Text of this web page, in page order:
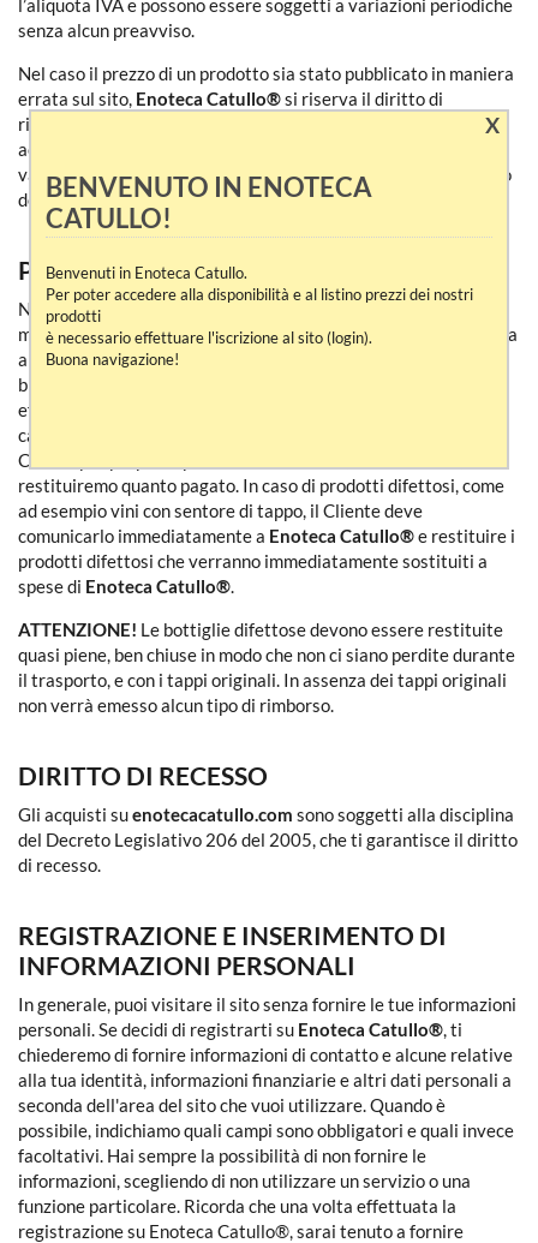
l’aliquota IVA e possono essere soggetti a variazioni periodiche
senza alcun preavviso.
Nel caso il prezzo di un prodotto sia stato pubblicato in maniera
errata sul sito, Enoteca Catullo®si riserva il diritto di
rinunciare alla vendita. Normalmente la merce viaggia
accompagnata da scontrino fiscale; se è necessaria la fattura,
va richiesta al momento della conferma dell’ordine. Dopo l’invio
delle merci, la fatturazione non può più essere effettuata.
PRODOTTI DANNEGGIATI O DIFETTOSI
Nel caso di ricezione di pacchi palesemente danneggiati, la
merce va respinta al mittente e data comunicazione tempestiva
a
Enoteca Catullo®.
breve tempo possibile, per sostituire le merci danneggiate ed
effettuare una nuova spedizione totalmente a suo carico. Nel
caso di esaurimento dei prodotti danneggiati, contatteremo il
Cliente per proporre prodotti sostitutivi o, in alternativa,
restituiremo quanto pagato. In caso di prodotti difettosi, come
ad esempio vini con sentore di tappo, il Cliente deve
comunicarlo immediatamente a Enoteca Catullo®e restituire i
prodotti difettosi che verranno immediatamente sostituiti a
spese di Enoteca Catullo®.
ATTENZIONE! Le bottiglie difettose devono essere restituite
quasi piene, ben chiuse in modo che non ci siano perdite durante
il trasporto, e con i tappi originali. In assenza dei tappi originali
non verrà emesso alcun tipo di rimborso.
DIRITTO DI RECESSO
Gli acquisti suenotecacatullo.com sono soggetti alla disciplina
del Decreto Legislativo 206 del 2005, che ti garantisce il diritto
di recesso.
REGISTRAZIONE E INSERIMENTO DI
INFORMAZIONI PERSONALI
In generale, puoi visitare il sito senza fornire le tue informazioni
personali. Se decidi di registrarti su Enoteca Catullo®, ti
chiederemo di fornire informazioni di contatto e alcune relative
alla tua identità, informazioni finanziarie e altri dati personali a
seconda dell'area del sito che vuoi utilizzare. Quando è
possibile, indichiamo quali campi sono obbligatori e quali invece
facoltativi. Hai sempre la possibilità di non fornire le
informazioni, scegliendo di non utilizzare un servizio o una
funzione particolare. Ricorda che una volta effettuata la
registrazione su Enoteca Catullo®, sarai tenuto a fornire
X
BENVENUTO IN ENOTECA
CATULLO!
Benvenuti in Enoteca Catullo.
Per poter accedere alla disponibilità e al listino prezzi dei nostri
prodotti
è necessario effettuare l'iscrizione al sito (login).
Buona navigazione!